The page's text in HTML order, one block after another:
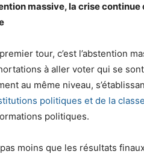
massive, la crise continue
tour, c’est l’abstention
à aller voter qui se
au même niveau,
politiques et de la
politiques.
pas moins que les résultats